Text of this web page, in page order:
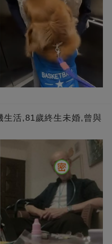
生活,81歲終生未婚,曾與